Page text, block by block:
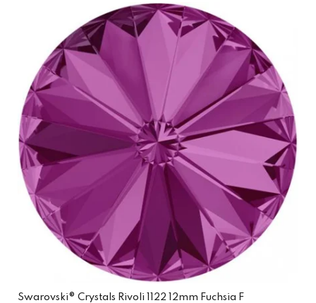
Swarovski® Crystals Rivoli 1122 12mm Fuchsia F